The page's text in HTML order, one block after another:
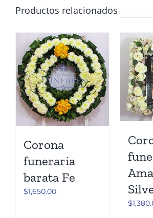
Productos relacionados
Corona
funeraria
barata Fe
$1,650.00
$